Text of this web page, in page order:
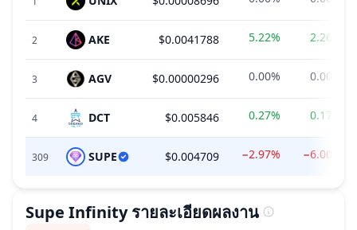
2 AKE $0.0041788 5.22% 2.26%
3 AGV $0.00000296 0.00% 0.00%
4 DCT $0.005846 0.27% 0.17%
309 SUPE $0.004709 −2.97% −6.00%
Supe Infinity รายละเอียดผลงาน